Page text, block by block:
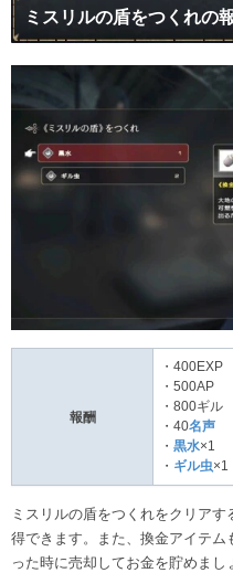
ミスリルの盾をつくれの
報酬
・400EXP
・500AP
・800ギル
・40名声
・ 黒水×1
・ ギル虫×1
ミスリルの盾をつくれをクリア
得できます。また、換金アイテ
った時に売却してお金を貯めまし